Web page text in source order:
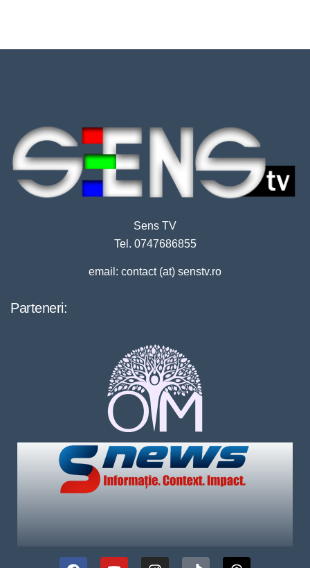
Sens TV
Tel. 0747686855
email: contact (at) senstv.ro
Parteneri: